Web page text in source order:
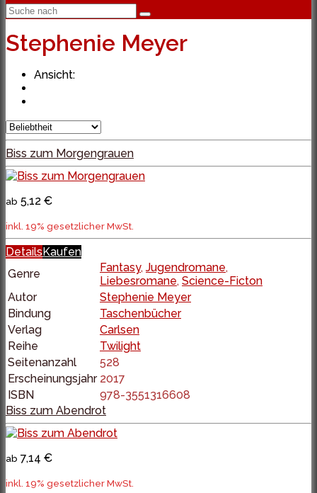
Stephenie Meyer
Ansicht:
Biss zum Morgengrauen
ab 5,12 €
inkl. 19% gesetzlicher MwSt.
DetailsKaufen
Genre
Fantasy, Jugendromane,
Liebesromane, Science-Ficton
Autor
Stephenie Meyer
Bindung
Taschenbücher
Verlag
Carlsen
Reihe
Twilight
Seitenanzahl
528
Erscheinungsjahr 2017
ISBN
978-3551316608
Biss zum Abendrot
ab 7,14 €
inkl. 19% gesetzlicher MwSt.